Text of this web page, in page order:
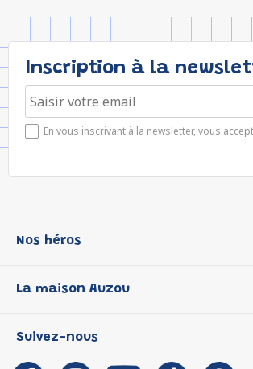
Inscription à la
En vous inscrivant à la newsletter, vous
Nos héros
P'tit Loup
Les Influenceuses
La maison Auzou
Notre histoire
Suivez-nous